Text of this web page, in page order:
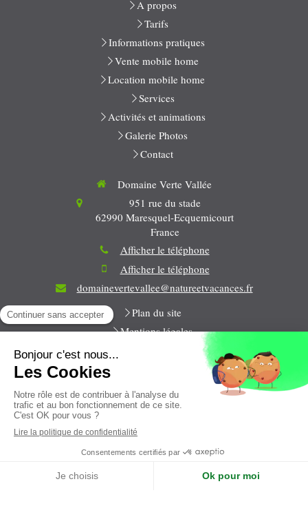
A propos
Tarifs
Informations pratiques
Vente mobile home
Location mobile home
Services
Activités et animations
Galerie Photos
Contact
Domaine Verte Vallée
951 rue du stade
62990 Maresquel-Ecquemicourt
France
Afficher le téléphone
Afficher le téléphone
domainevertevallee@natureetvacances.fr
Plan du site
Mentions légales
Création et référencement du site par Simplébo
Français